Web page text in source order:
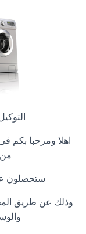
اهلا ومرحبا بكم
ستحصلون
وذلك عن طريق